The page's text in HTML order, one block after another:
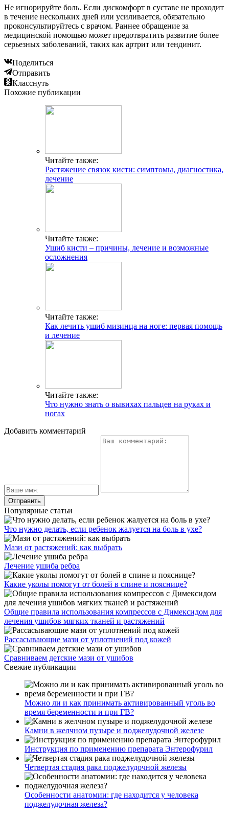
Не игнорируйте боль. Если дискомфорт в суставе не проходит
в течение нескольких дней или усиливается, обязательно
проконсультируйтесь с врачом. Раннее обращение за
медицинской помощью может предотвратить развитие более
серьезных заболеваний, таких как артрит или тендинит.
Поделиться
Отправить
Класснуть
Похожие публикации
Читайте также:
Растяжение связок кисти: симптомы, диагностика,
лечение
Читайте также:
Ушиб кисти – причины, лечение и возможные
осложнения
Читайте также:
Как лечить ушиб мизинца на ноге: первая помощь
и лечение
Читайте также:
Что нужно знать о вывихах пальцев на руках и
ногах
Добавить комментарий
Популярные статьи
Что нужно делать, если ребенок жалуется на боль в ухе?
Мази от растяжений: как выбрать
Лечение ушиба ребра
Какие уколы помогут от болей в спине и пояснице?
Общие правила использования компрессов с Димексидом для
лечения ушибов мягких тканей и растяжений
Рассасывающие мази от уплотнений под кожей
Сравниваем детские мази от ушибов
Свежие публикации
Можно ли и как принимать активированный уголь во
время беременности и при ГВ?
Камни в желчном пузыре и поджелудочной железе
Инструкция по применению препарата Энтерофурил
Четвертая стадия рака поджелудочной железы
Особенности анатомии: где находится у человека
поджелудочная железа?